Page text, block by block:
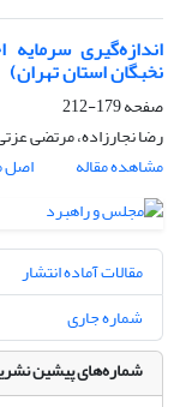
اندازه‌گیری
نخبگان استان تهران)
صفحه179-212
رضا نجارزاده، مرتضی
مشاهده مقاله
اصل
مقالات آماده انتشار
شماره جاری
شماره‌های پیشین